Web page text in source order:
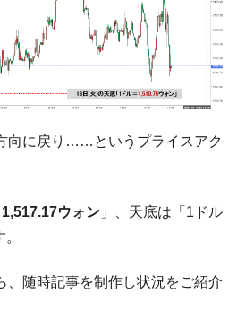
2035年までに18.4GW規模のAIデ
から無理だってば。
ン「韓国レバレッジETFの清算は
年金公団』株価暴落で200兆蒸
「ニセＫ-ブランドを通報しようキ
教授も登場！
落ちました」⇒ 耐久性「なさす
韓国の公務員個人をターゲット
向に戻り……というプライスアク
1,517.17ウォン 」、天底は「1ドル
、随時記事を制作し状況をご紹介